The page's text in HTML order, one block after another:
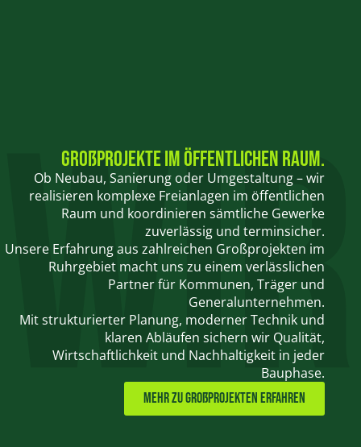
Großprojekte im öffentlichen Raum.
Ob Neubau, Sanierung oder Umgestaltung – wir
realisieren komplexe Freianlagen im öffentlichen
Raum und koordinieren sämtliche Gewerke
zuverlässig und terminsicher.
Unsere Erfahrung aus zahlreichen Großprojekten im
Ruhrgebiet macht uns zu einem verlässlichen
Partner für Kommunen, Träger und
Generalunternehmen.
Mit strukturierter Planung, moderner Technik und
klaren Abläufen sichern wir Qualität,
Wirtschaftlichkeit und Nachhaltigkeit in jeder
Bauphase.
Mehr zu Großprojekten erfahren